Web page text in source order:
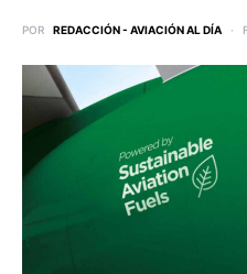
POR REDACCIÓN - AVIACIÓN AL DÍA